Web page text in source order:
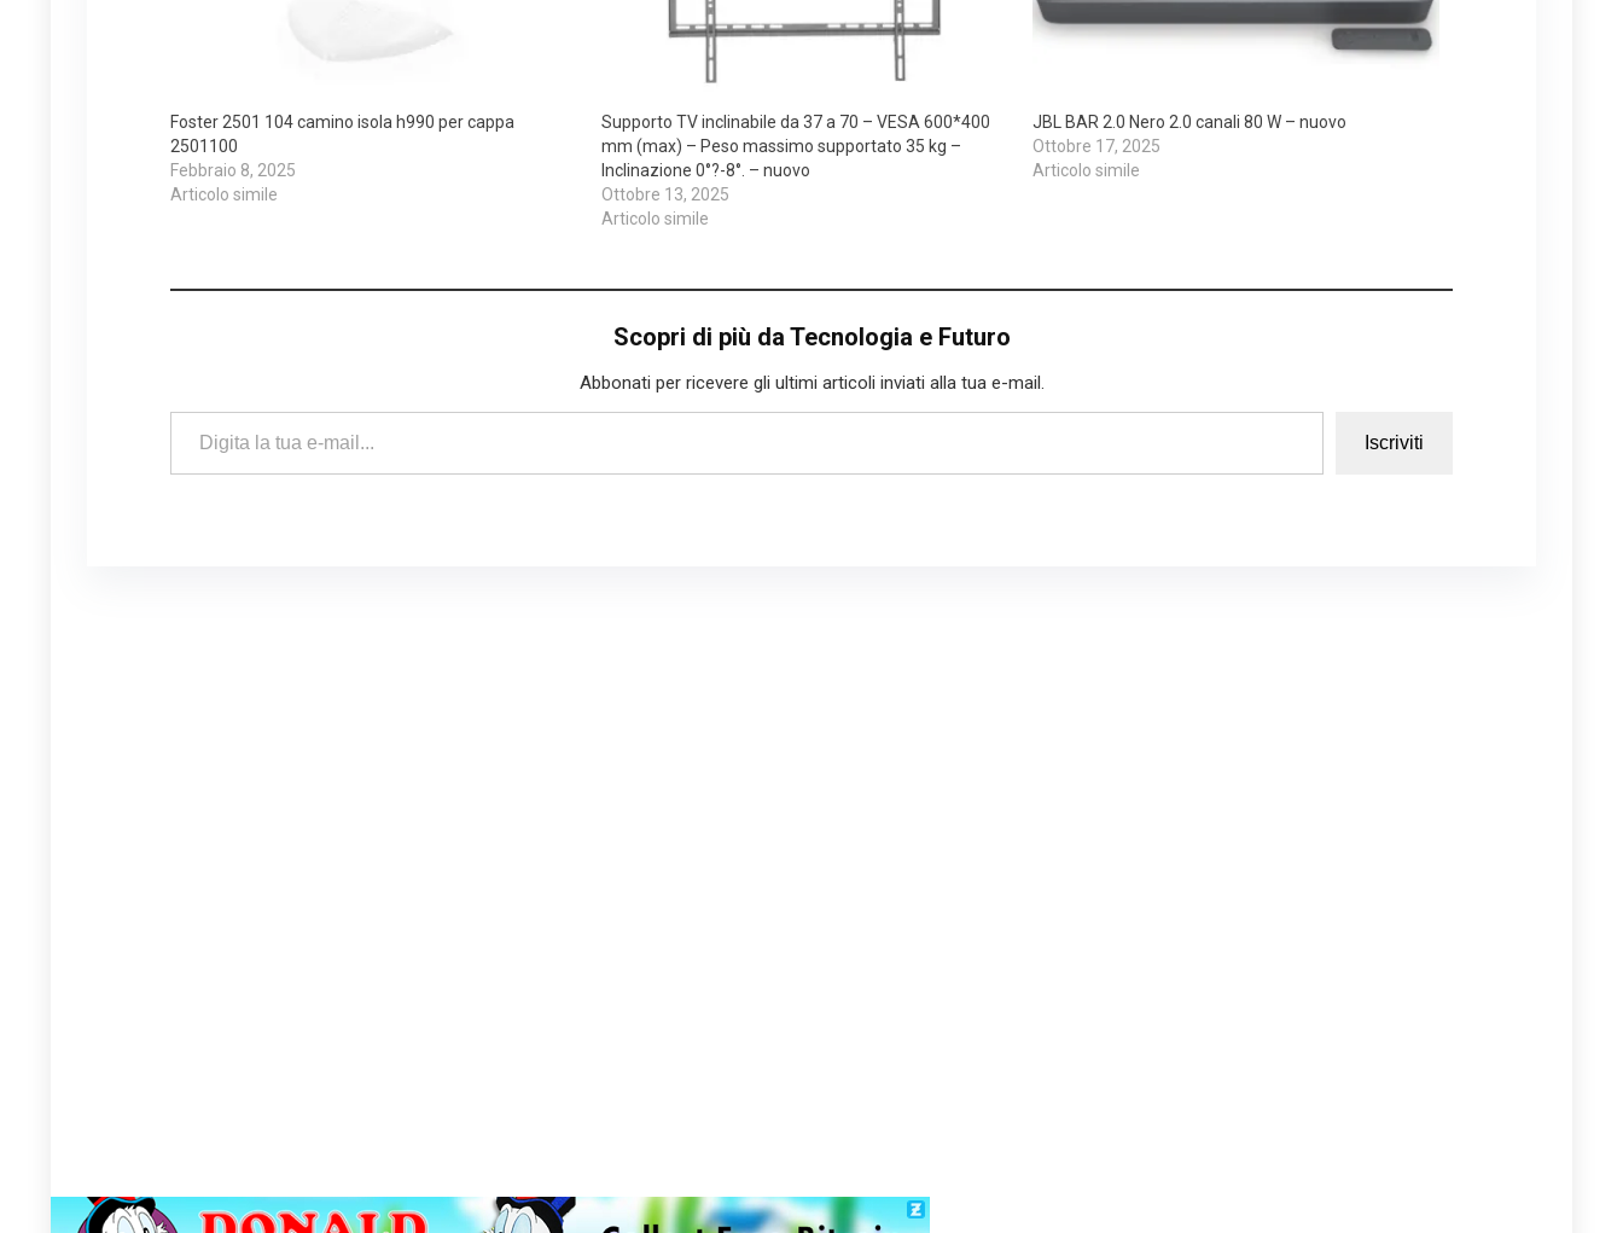
Foster 2501 104 camino isola h990 per cappa
2501100
Febbraio 8, 2025
Articolo simile
Supporto TV inclinabile da 37 a 70 – VESA 600*400
mm (max) – Peso massimo supportato 35 kg –
Inclinazione 0°?-8°. – nuovo
Ottobre 13, 2025
Articolo simile
JBL BAR 2.0 Nero 2.0 canali 80 W – nuovo
Ottobre 17, 2025
Articolo simile
Scopri di più da Tecnologia e Futuro
Abbonati per ricevere gli ultimi articoli inviati alla tua e-mail.
Digita la tua e-mail...
Iscriviti